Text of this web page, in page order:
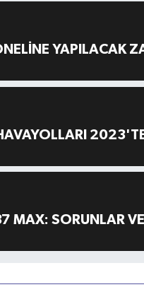
YAPILACAK
MAX: SORUNLAR